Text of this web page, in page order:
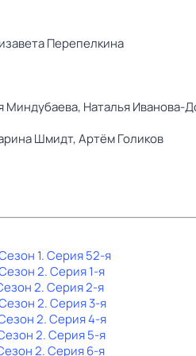
Перепелкина
Миндубаева, Наталья Иванова-
Шмидт,Артём Голиков
1. Серия 52-я
2. Серия 1-я
2. Серия 2-я
2. Серия 3-я
2. Серия 4-я
2. Серия 5-я
2. Серия 6-я